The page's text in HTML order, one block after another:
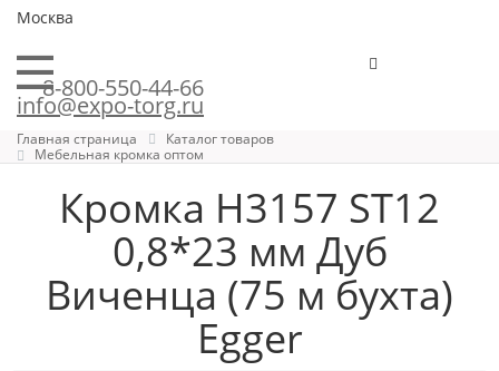
Москва
8-800-550-44-66
info@expo-torg.ru
Главная страница
Каталог товаров
Мебельная кромка оптом
Кромка H3157 ST12
0,8*23 мм Дуб
Виченца (75 м бухта)
Egger